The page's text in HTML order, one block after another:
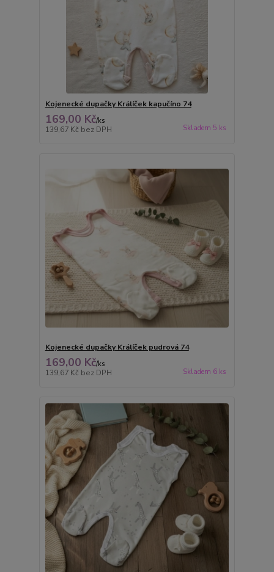
Kojenecké dupačky Králíček kapučíno 74
169,00 Kč/ks
139,67 Kč bez DPH Skladem 5 ks
Kojenecké dupačky Králíček pudrová 74
169,00 Kč/ks
139,67 Kč bez DPH Skladem 6 ks